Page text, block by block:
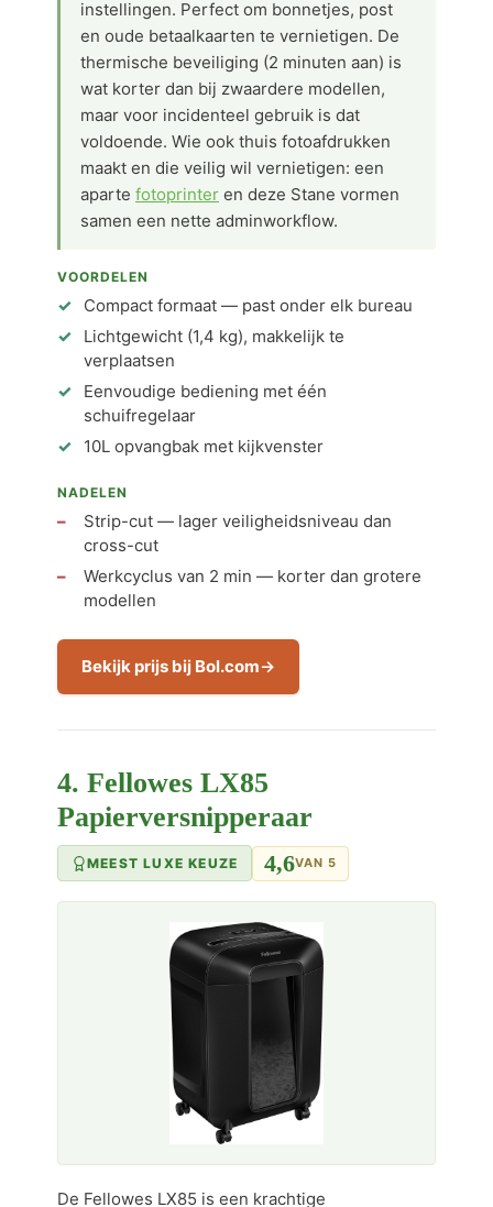
instellingen. Perfect om bonnetjes, post
en oude betaalkaarten te vernietigen. De
thermische beveiliging (2 minuten aan) is
wat korter dan bij zwaardere modellen,
maar voor incidenteel gebruik is dat
voldoende. Wie ook thuis fotoafdrukken
maakt en die veilig wil vernietigen: een
aparte fotoprinter en deze Stane vormen
samen een nette adminworkflow.
VOORDELEN
Compact formaat — past onder elk bureau
Lichtgewicht (1,4 kg), makkelijk te
verplaatsen
Eenvoudige bediening met één
schuifregelaar
10L opvangbak met kijkvenster
NADELEN
Strip-cut — lager veiligheidsniveau dan
cross-cut
Werkcyclus van 2 min — korter dan grotere
modellen
Bekijk prijs bij Bol.com
4. Fellowes LX85
Papierversnipperaar
MEEST LUXE KEUZE 4,6VAN 5
De Fellowes LX85 is een krachtige